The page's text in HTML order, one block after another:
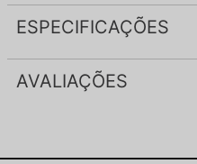
ESPECIFICAÇÕES
AVALIAÇÕES